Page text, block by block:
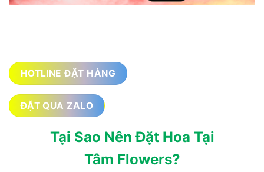
HOTLINE ĐẶT HÀNG
ĐẶT QUA ZALO
Tại Sao Nên Đặt Hoa Tại
Tâm Flowers?